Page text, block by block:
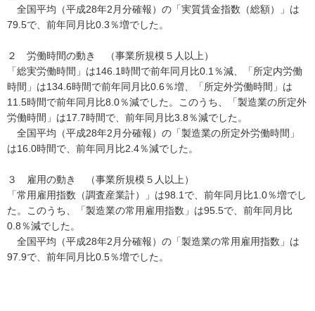
全国平均（平成28年2月分確報）の「実質賃金指数（総額）」は
79.5で、前年同月比0.3％増でした。
２ 労働時間の動き （事業所規模５人以上）
「総実労働時間」は146.1時間で前年同月比0.1％減、「所定内労働
時間」は134.6時間で前年同月比0.6％増、「所定外労働時間」は
11.5時間で前年同月比8.0％減でした。このうち、「製造業の所定外
労働時間」は17.7時間で、前年同月比3.8％減でした。
全国平均（平成28年2月分確報）の「製造業の所定外労働時間」
は16.0時間で、前年同月比2.4％減でした。
３ 雇用の動き （事業所規模５人以上）
「常用雇用指数（調査産業計）」は98.1で、前年同月比1.0％増でし
た。このうち、「製造業の常用雇用指数」は95.5で、前年同月比
0.8％減でした。
全国平均（平成28年2月分確報）の「製造業の常用雇用指数」は
97.9で、前年同月比0.5％増でした。